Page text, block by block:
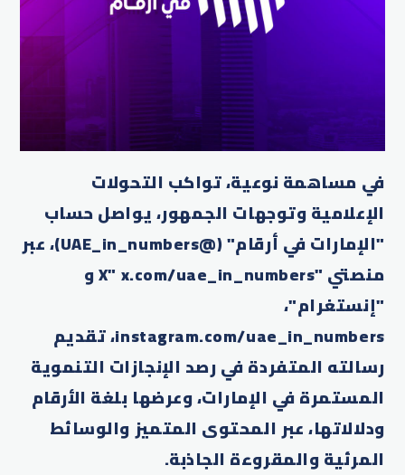
في مساهمة نوعية، تواكب التحولات
الإعلامية وتوجهات الجمهور، يواصل حساب
"الإمارات في أرقام" (@UAE_in_numbers)، عبر
منصتي "X" x.com/uae_in_numbers و
"إنستغرام"،
instagram.com/uae_in_numbers، تقديم
رسالته المتفردة في رصد الإنجازات التنموية
المستمرة في الإمارات، وعرضها بلغة الأرقام
ودلالاتها، عبر المحتوى المتميز والوسائط
المرئية والمقروءة الجاذبة.